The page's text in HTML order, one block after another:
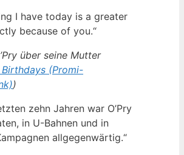
I have today is a greater
because of you.“
über seine Mutter
Birthdays (Promi-
)
zehn Jahren war O’Pry
in U-Bahnen und in
allgegenwärtig.“